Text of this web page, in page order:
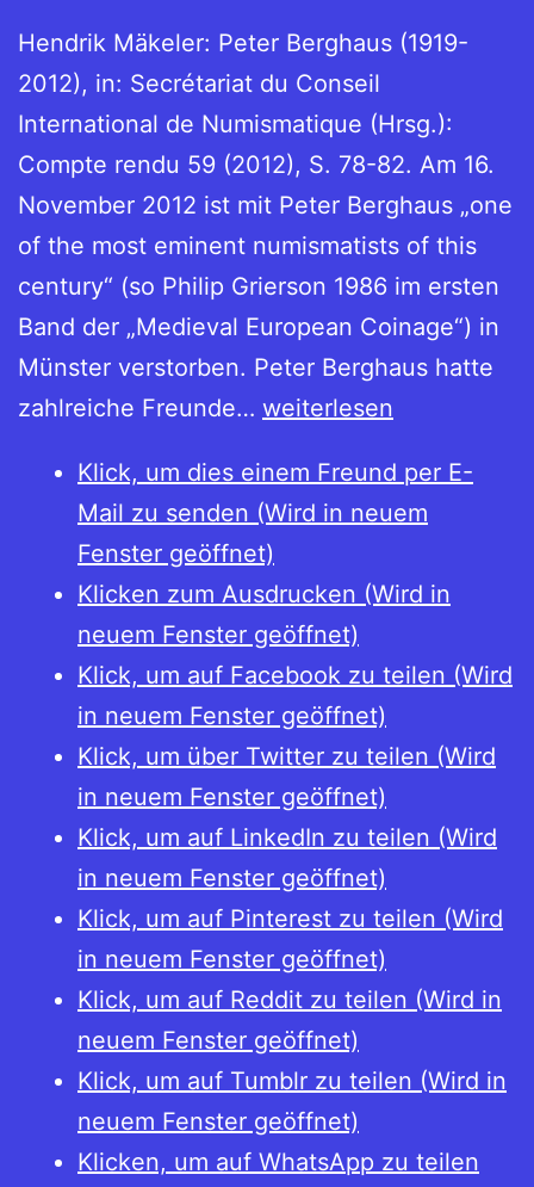
Hendrik Mäkeler: Peter Berghaus (1919-
2012), in: Secrétariat du Conseil
International de Numismatique (Hrsg.):
Compte rendu 59 (2012), S. 78-82. Am 16.
November 2012 ist mit Peter Berghaus „one
of the most eminent numismatists of this
century“ (so Philip Grierson 1986 im ersten
Band der „Medieval European Coinage“) in
Münster verstorben. Peter Berghaus hatte
zahlreiche Freunde… Peter
(1919-
2012)
weiterlesen
Klick, um dies einem Freund per E-
Mail zu senden (Wird in neuem
Fenster geöffnet)
Klicken zum Ausdrucken (Wird in
neuem Fenster geöffnet)
Klick, um auf Facebook zu teilen (Wird
in neuem Fenster geöffnet)
Klick, um über Twitter zu teilen (Wird
in neuem Fenster geöffnet)
Klick, um auf LinkedIn zu teilen (Wird
in neuem Fenster geöffnet)
Klick, um auf Pinterest zu teilen (Wird
in neuem Fenster geöffnet)
Klick, um auf Reddit zu teilen (Wird in
neuem Fenster geöffnet)
Klick, um auf Tumblr zu teilen (Wird in
neuem Fenster geöffnet)
Klicken, um auf WhatsApp zu teilen